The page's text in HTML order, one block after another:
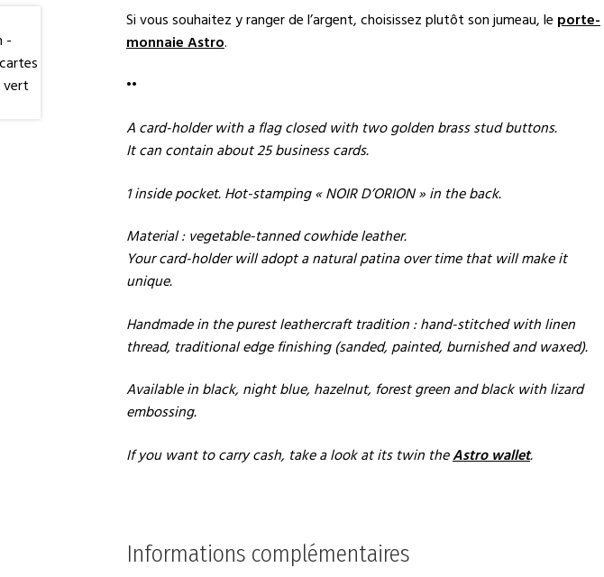
Si vous souhaitez y ranger de l’argent, choisissez plutôt son jumeau, le porte-
monnaie Astro.
••
A card-holder with a flag closed with two golden brass stud buttons.
It can contain about 25 business cards.
1 inside pocket. Hot-stamping « NOIR D’ORION » in the back.
Material : vegetable-tanned cowhide leather.
Your card-holder will adopt a natural patina over time that will make it
unique.
Handmade in the purest leathercraft tradition : hand-stitched with linen
thread, traditional edge finishing (sanded, painted, burnished and waxed).
Available in black, night blue, hazelnut, forest green and black with lizard
embossing.
If you want to carry cash, take a look at its twin theAstro wallet.
Informations complémentaires